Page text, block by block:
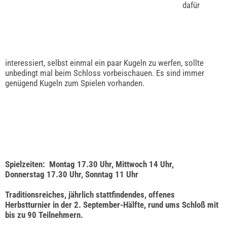
dafür
interessiert, selbst einmal ein paar Kugeln zu werfen, sollte
unbedingt mal beim Schloss vorbeischauen. Es sind immer
genügend Kugeln zum Spielen vorhanden.
Spielzeiten: Montag 17.30 Uhr, Mittwoch 14 Uhr,
Donnerstag 17.30 Uhr, Sonntag 11 Uhr
Traditionsreiches, jährlich stattfindendes, offenes
Herbstturnier in der 2. September-Hälfte, rund ums Schloß mit
bis zu 90 Teilnehmern.